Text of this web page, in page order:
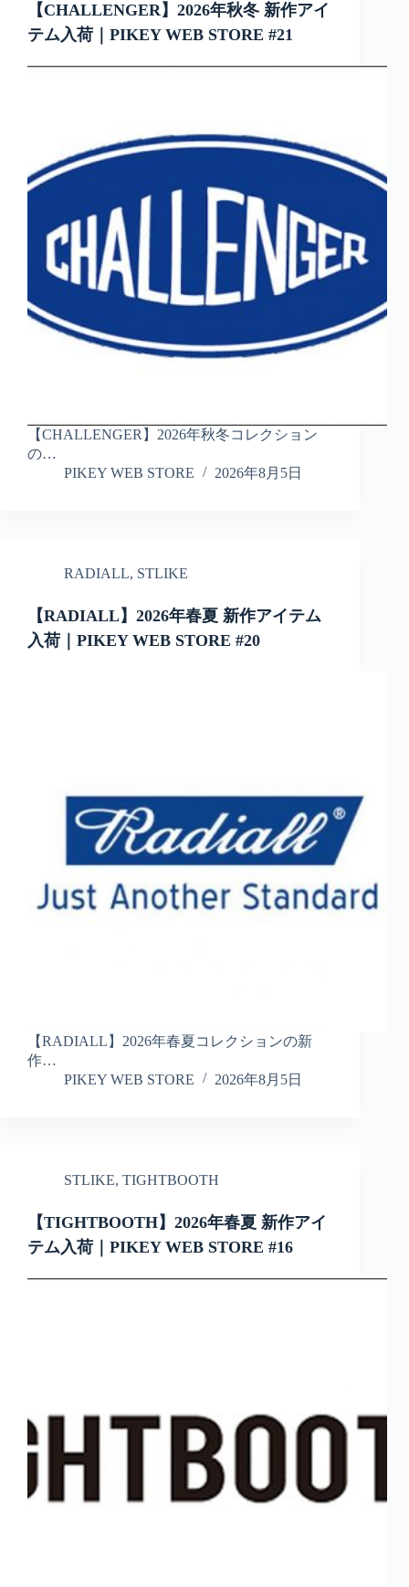
【CHALLENGER】2026年秋冬 新作アイ
テム入荷｜PIKEY WEB STORE #21
【CHALLENGER】2026年秋冬コレクション
の…
PIKEY WEB STORE
2026年8月5日
RADIALL, STLIKE
【RADIALL】2026年春夏 新作アイテム
入荷｜PIKEY WEB STORE #20
【RADIALL】2026年春夏コレクションの新
作…
PIKEY WEB STORE
2026年8月5日
STLIKE, TIGHTBOOTH
【TIGHTBOOTH】2026年春夏 新作アイ
テム入荷｜PIKEY WEB STORE #16